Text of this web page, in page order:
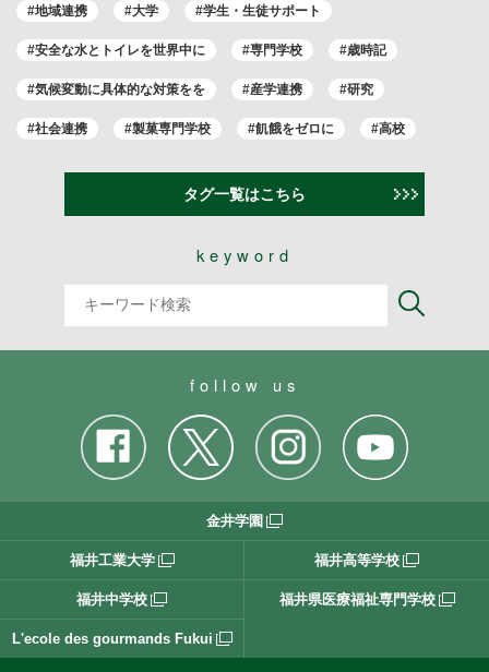
#地域連携 #大学 #学生・生徒サポート
#安全な水とトイレを世界中に #専門学校 #歳時記
#気候変動に具体的な対策をを #産学連携 #研究
#社会連携 #製菓専門学校 #飢餓をゼロに #高校
タグ一覧はこちら
keyword
follow us
金井学園
福井工業大学 福井高等学校
福井中学校 福井県医療福祉専門学校
L'ecole des gourmands Fukui